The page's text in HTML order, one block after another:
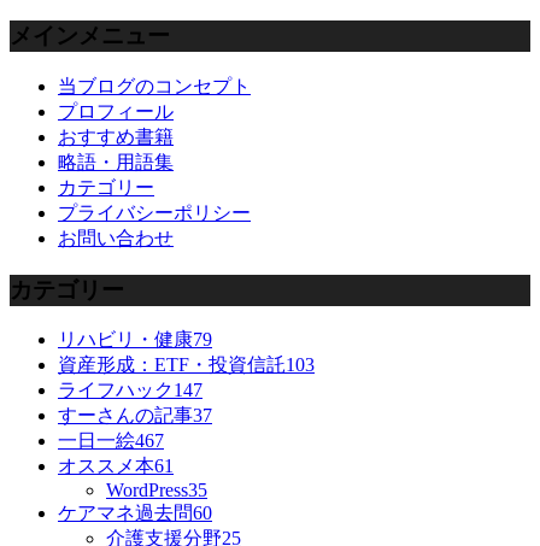
メインメニュー
当ブログのコンセプト
プロフィール
おすすめ書籍
略語・用語集
カテゴリー
プライバシーポリシー
お問い合わせ
カテゴリー
リハビリ・健康79
資産形成：ETF・投資信託103
ライフハック147
すーさんの記事37
一日一絵467
オススメ本61
WordPress35
ケアマネ過去問60
介護支援分野25